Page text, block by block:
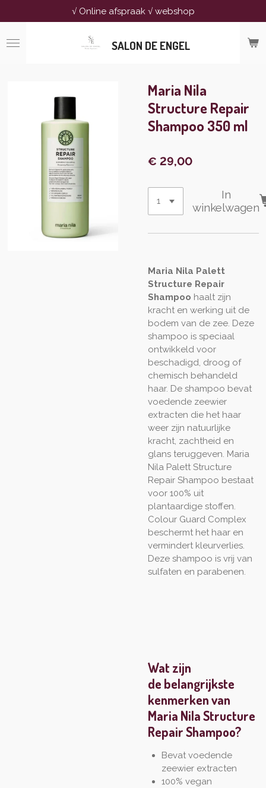
direct
naar
SALON DE ENGEL
√ Online afspraak √ webshop
Maria Nila
Structure Repair
Shampoo 350 ml
€ 29,00
In
winkelwagen
Maria Nila Palett
Structure Repair
Shampoo haalt zijn
kracht en werking uit de
bodem van de zee. Deze
shampoo is speciaal
ontwikkeld voor
beschadigd, droog of
chemisch behandeld
haar. De shampoo bevat
voedende zeewier
extracten die het haar
weer zijn natuurlijke
kracht, zachtheid en
glans teruggeven. Maria
Nila Palett Structure
Repair Shampoo bestaat
voor 100% uit
plantaardige stoffen.
Colour Guard Complex
beschermt het haar en
vermindert kleurverlies.
Deze shampoo is vrij van
sulfaten en parabenen.
Wat zijn
de belangrijkste
kenmerken van
Maria Nila Structure
Repair Shampoo?
Bevat voedende
zeewier extracten
100% vegan